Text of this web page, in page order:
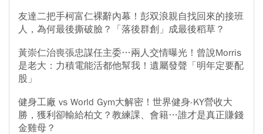
友達二把手柯富仁裸辭內幕！彭双浪親自找回來的接班
人，為何最後撕破臉？「落後群創」成最後稻草？
黃崇仁治喪張忠謀任主委…兩人交情曝光！曾說Morris
是老大：力積電能活都他幫我！遺屬發聲「明年定要配
股」
健身工廠 vs World Gym大解密！世界健身-KY營收大
勝，獲利卻輸給柏文？教練課、會籍…誰才是真正賺錢
金雞母？